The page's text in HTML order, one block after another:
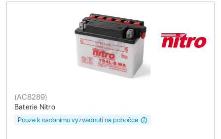
Baterie Nitro
(AC8289)
Pouze k osobnímu vyzvednutí na pobočce